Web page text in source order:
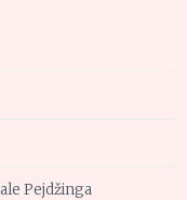
Pejdžinga